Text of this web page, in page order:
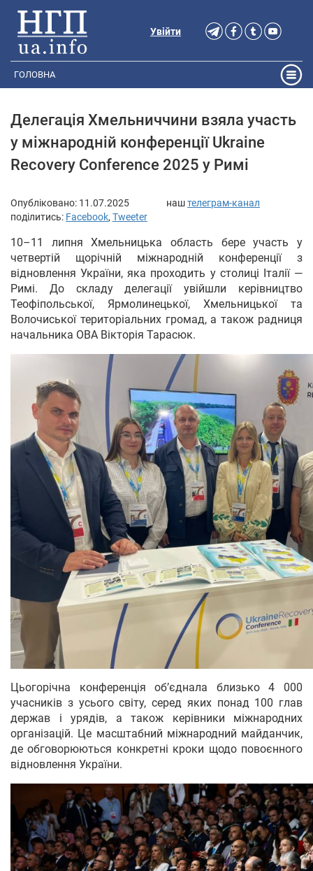
Увійти
ГОЛОВНА
Делегація Хмельниччини взяла участь
у міжнародній конференції Ukraine
Recovery Conference 2025 у Римі
Опубліковано: 11.07.2025 наштелеграм-канал
поділитись: Facebook, Tweeter
10–11 липня Хмельницька область бере участь у
четвертій щорічній міжнародній конференції з
відновлення України, яка проходить у столиці Італії —
Римі. До складу делегації увійшли керівництво
Теофіпольської, Ярмолинецької, Хмельницької та
Волочиської територіальних громад, а також радниця
начальника ОВА Вікторія Тарасюк.
Цьогорічна конференція об’єднала близько 4 000
учасників з усього світу, серед яких понад 100 глав
держав і урядів, а також керівники міжнародних
організацій. Це масштабний міжнародний майданчик,
де обговорюються конкретні кроки щодо повоєнного
відновлення України.